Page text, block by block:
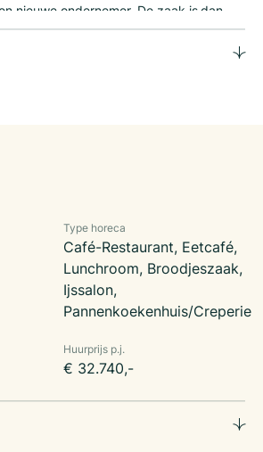
nieuwe ondernemer. De zaak is dan
ingericht. Alle installaties en
gekeurd en goed onderhouden.
€ 150.000,-
contact op met Pepijn van Lier via 06
e-mail naar p.vanlier@klaassenbv.nl
Type horeca
Café-Restaurant, Eetcafé,
Lunchroom, Broodjeszaak,
Ijssalon,
Pannenkoekenhuis/Creperie
Huurprijs p.j.
€ 32.740,-